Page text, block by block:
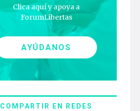
Clica aquí y apoya a
ForumLibertas
AYÚDANOS
COMPARTIR EN REDES